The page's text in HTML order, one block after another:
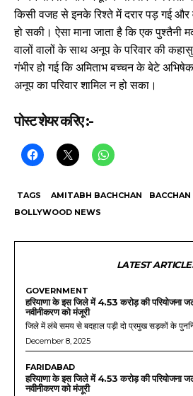
किसी वजह से इनके रिश्ते में दरार पड़ गई
हो सकी। ऐसा माना जाता है कि एक पुश्तैनी
वालों वालों के साथ अनूप के परिवार की
गंभीर हो गई कि अमिताभ बच्चन के बेटे
अनूप का परिवार शामिल न हो सका।
पोस्ट शेयर करिए :-
TAGS AMITABH BACHCHAN
BOLLYWOOD NEWS
LATEST
GOVERNMENT
हरियाणा के इस जिले में 4.53 करोड़ की परियोजना
नवीनीकरण को मंजूरी
जिले में लंबे समय से बदहाल पड़ी दो प्रमुख सड़कों के
December 8, 2025
FARIDABAD
हरियाणा के इस जिले में 4.53 करोड़ की परियोजना
नवीनीकरण को मंजूरी